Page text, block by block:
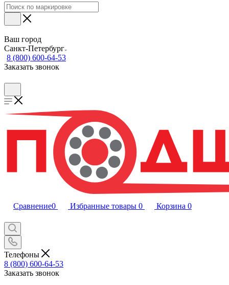
Ваш город
Санкт-Петербург
8 (800) 600-64-53
Заказать звонок
Сравнение0 Избранные товары 0 Корзина 0
Телефоны
8 (800) 600-64-53
Заказать звонок